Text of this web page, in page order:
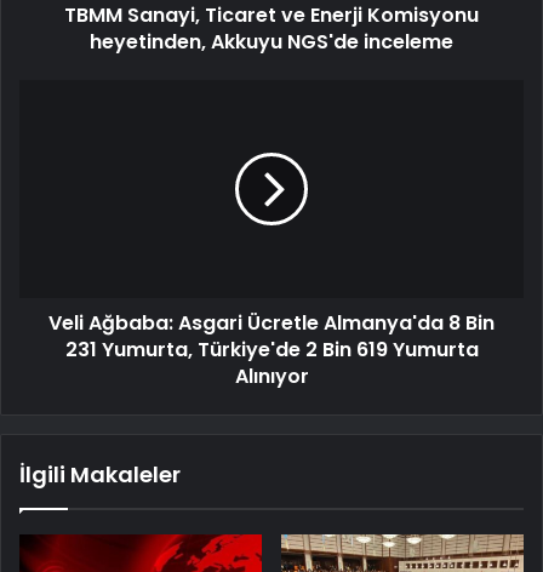
TBMM Sanayi, Ticaret ve Enerji Komisyonu
heyetinden, Akkuyu NGS'de inceleme
Veli Ağbaba: Asgari Ücretle Almanya'da 8 Bin
231 Yumurta, Türkiye'de 2 Bin 619 Yumurta
Alınıyor
İlgili Makaleler